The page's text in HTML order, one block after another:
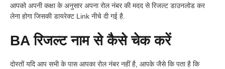
आपको अपनी कक्षा के अनुसार अपना रोल नंबर की मदद से रिजल्ट डाउनलोड कर
लेना होगा जिसकी डायरेक्ट Link नीचे दी गई है.
BA रिजल्ट नाम से कैसे चेक करें
दोस्तों यदि आप सभी के पास आपका रोल नंबर नहीं है, आपके जैसे कि पता है कि